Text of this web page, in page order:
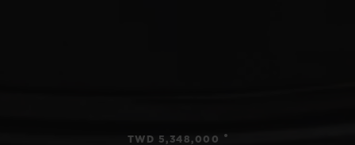
TWD 5,348,000 •